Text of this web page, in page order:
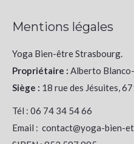
Mentions légales
Yoga Bien-être Strasbourg.
Propriétaire : Alberto
Siège : 18 rue des Jésuites,
Tél : 06 74 34 54 66
Email : contact@yoga-bien-